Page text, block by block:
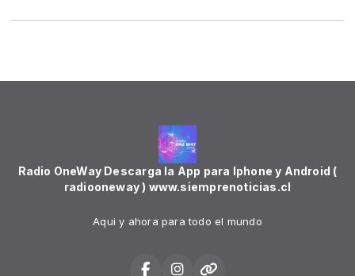
Radio OneWay Descarga la App para Iphone y Android (
radiooneway ) www.siemprenoticias.cl
Aqui y ahora para todo el mundo